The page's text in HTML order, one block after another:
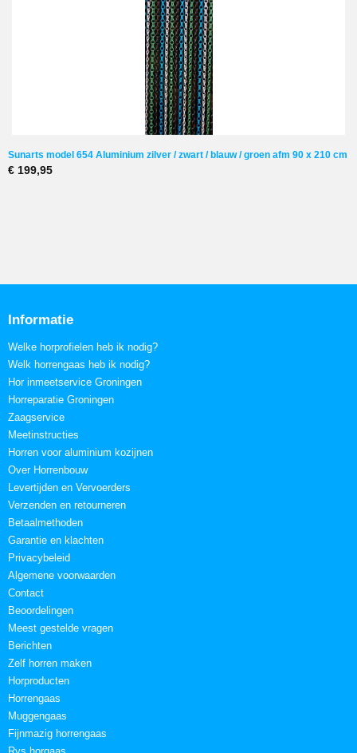
Sunarts model 654 Aluminium zilver / zwart / blauw / groen afm 90 x 210 cm
€ 199,95
Informatie
Welke horprofielen heb ik nodig?
Welk horrengaas heb ik nodig?
Hor inmeetservice Groningen
Horreparatie Groningen
Zaagservice
Meetinstructies
Horren voor aluminium kozijnen
Over Horrenbouw
Levertijden en Vervoerders
Verzenden en retourneren
Betaalmethoden
Garantie en klachten
Privacybeleid
Algemene voorwaarden
Contact
Beoordelingen
Meest gestelde vragen
Berichten
Zelf horren maken
Horproducten
Horrengaas
Muggengaas
Fijnmazig horrengaas